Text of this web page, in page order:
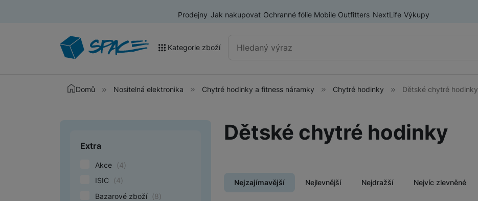
Prodejny Jak nakupovat Ochranné fólie Mobile Outfitters NextLife Výkupy
Vyhledávání
Kategorie zboží
Akce a výprodej
Chytré hodinky a fitness
Fitness náramky
Televize
Audio
Domácí spotřebiče
Domů Nositelná elektronika Chytré hodinky a fitness náramky Chytré hodinky Dětské chytré hodinky
Dětské chytré hodinky
Nejzajímavější Nejlevnější Nejdražší Nejvíc zlevněné
Upřesnit parametry
Extra
Akce (4)
ISIC
(4)
Bazarové zboží (8)